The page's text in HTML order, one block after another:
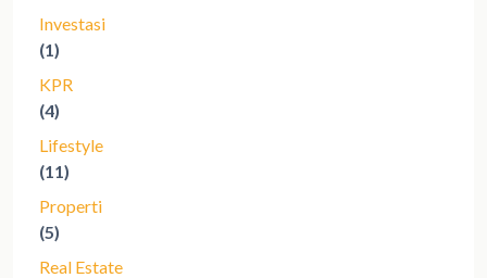
Investasi
(1)
KPR
(4)
Lifestyle
(11)
Properti
(5)
Real Estate